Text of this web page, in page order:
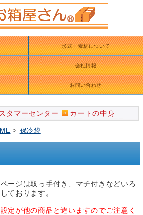
形式・素材について
会社情報
お問い合わせ
タマーセンター カートの中身
> 保冷袋
ージは取っ手付き、マチ付きなどいろ
ております。
定が他の商品と違いますのでご注意く